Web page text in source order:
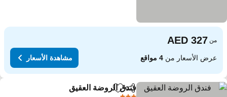
من
عرض الأسعار من4 مواقع مشاهدة الأسعار
مشاركةAdd to favorites
فندق الروضة العقيق